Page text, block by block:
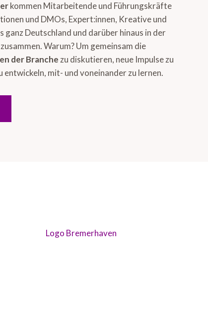
kommen Mitarbeitende und Führungskräfte
und DMOs, Expert:innen, Kreative und
Deutschland und darüber hinaus in der
zusammen. Warum? Um gemeinsam die
der Branche zu diskutieren, neue Impulse zu
entwickeln, mit- und voneinander zu lernen.